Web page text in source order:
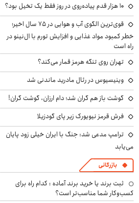
۱۰ هزار قدم پیاده‌روی در روز فقط یک تخیل بود؟
قوی‌ترین الگوی آب و هوایی در ۷۵ سال اخیر؛
خطر کمبود مواد غذایی و افزایش تورم با ال‌نینو در
راه است
تهران روی تنگه هرمز قمار می‌کند؟
وینیسیوس در رئال مادرید ماندنی شد
گوشت باز هم گران شد؛ دام ارزان، گوشت گران!
فرش قرمز نیویورک زیر پای گودزیلا
ترامپ مدعی شد: جنگ با ایران خیلی زود پایان
می‌یابد
بازرگانی
ثبت برند یا خرید برند آماده : کدام راه برای
کسب‌وکار شما مناسب‌تر است؟